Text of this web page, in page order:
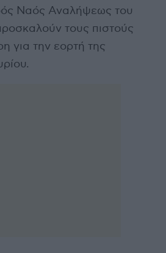
Ναός Αναλήψεως του
τους πιστούς
για την εορτή της